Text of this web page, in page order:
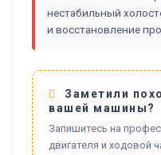
нестабильный
и восстановление
Заметили
вашей машины?
Запишитесь на
двигателя и ходовой